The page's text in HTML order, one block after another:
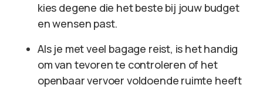
kies degene die het beste bij jouw budget
en wensen past.
Als je met veel bagage reist, is het handig
om van tevoren te controleren of het
openbaar vervoer voldoende ruimte heeft